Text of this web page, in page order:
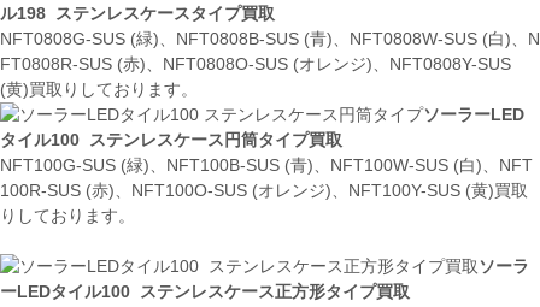
ル198 ステンレスケースタイプ買取
NFT0808G-SUS (緑)、NFT0808B-SUS (青)、NFT0808W-SUS (白)、N
FT0808R-SUS (赤)、NFT0808O-SUS (オレンジ)、NFT0808Y-SUS
(黄)買取りしております。
ソーラーLED
タイル100 ステンレスケース円筒タイプ買取
NFT100G-SUS (緑)、NFT100B-SUS (青)、NFT100W-SUS (白)、NFT
100R-SUS (赤)、NFT100O-SUS (オレンジ)、NFT100Y-SUS (黄)買取
りしております。
ソーラ
ーLEDタイル100 ステンレスケース正方形タイプ買取